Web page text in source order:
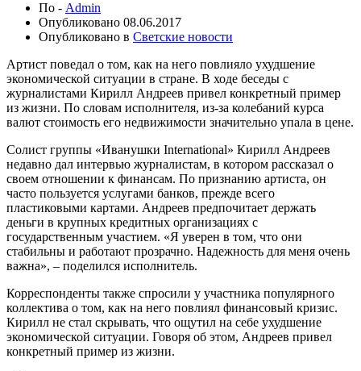
По - Admin
Опубликовано 08.06.2017
Опубликовано в Светские новости
Артист поведал о том, как на него повлияло ухудшение
экономической ситуации в стране. В ходе беседы с
журналистами Кирилл Андреев привел конкретный пример
из жизни. По словам исполнителя, из-за колебаний курса
валют стоимость его недвижимости значительно упала в цене.
Солист группы «Иванушки International» Кирилл Андреев
недавно дал интервью журналистам, в котором рассказал о
своем отношении к финансам. По признанию артиста, он
часто пользуется услугами банков, прежде всего
пластиковыми картами. Андреев предпочитает держать
деньги в крупных кредитных организациях с
государственным участием. «Я уверен в том, что они
стабильны и работают прозрачно. Надежность для меня очень
важна», – поделился исполнитель.
Корреспонденты также спросили у участника популярного
коллектива о том, как на него повлиял финансовый кризис.
Кирилл не стал скрывать, что ощутил на себе ухудшение
экономической ситуации. Говоря об этом, Андреев привел
конкретный пример из жизни.